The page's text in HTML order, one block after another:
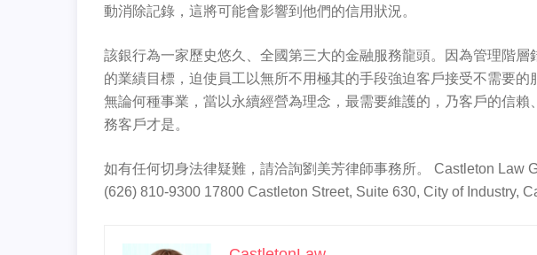
動消除記錄，這將可能會影響到他們的信用狀況。
該銀行為一家歷史悠久、全國第三大的金融服務龍頭。因為管理階層
的業績目標，迫使員工以無所不用極其的手段強迫客戶接受不需要的
無論何種事業，當以永續經營為理念，最需要維護的，乃客戶的信賴
務客戶才是。
如有任何切身法律疑難，請洽詢劉美芳律師事務所。 Castleton Law
(626) 810-9300 17800 Castleton Street, Suite 630, City of Industry,